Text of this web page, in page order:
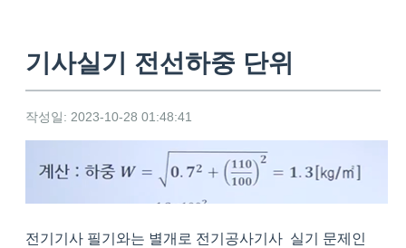
기사실기 전선하중 단위
작성일: 2023-10-28 01:48:41
전기기사 필기와는 별개로 전기공사기사 실기 문제인